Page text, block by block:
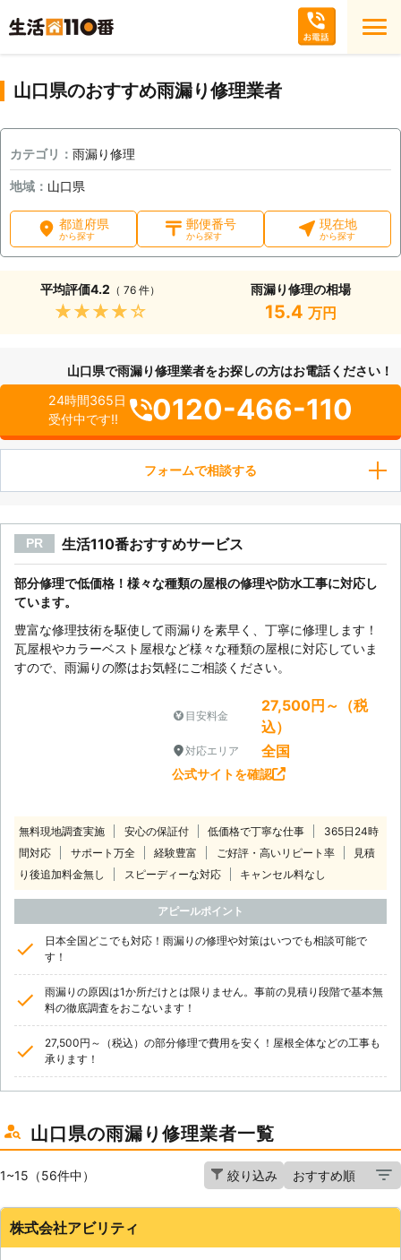
山口県のおすすめ雨漏り修理業者
カテゴリ： 雨漏り修理
地域： 山口県
都道府県
から探す
郵便番号
から探す
現在地
から探す
平均評価4.2 （ 76 件）
★★★★★
雨漏り修理の相場
15.4 万円
山口県で雨漏り修理業者をお探しの方はお電話ください！
24時間365日
受付中です!!
0120-466-110
フォームで相談する
PR 生活110番おすすめサービス
部分修理で低価格！様々な種類の屋根の修理や防水工事に対応し
ています。
豊富な修理技術を駆使して雨漏りを素早く、丁寧に修理します！
瓦屋根やカラーベスト屋根など様々な種類の屋根に対応していま
すので、雨漏りの際はお気軽にご相談ください。
目安料金
27,500円～（税
込）
対応エリア 全国
公式サイトを確認
無料現地調査実施 安心の保証付 低価格で丁寧な仕事
365日24時
間対応
サポート万全 経験豊富 ご好評・高いリピート率
見積
り後追加料金無し
スピーディーな対応 キャンセル料なし
アピールポイント
日本全国どこでも対応！雨漏りの修理や対策はいつでも相談可能で
す！
雨漏りの原因は1か所だけとは限りません。事前の見積り段階で基本無
料の徹底調査をおこないます！
27,500円～（税込）の部分修理で費用を安く！屋根全体などの工事も
承ります！
山口県の雨漏り修理業者一覧
1~15（56件中） 絞り込み
株式会社アビリティ